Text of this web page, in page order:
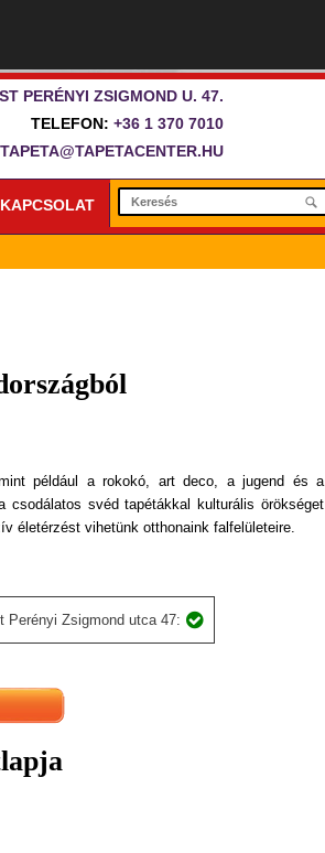
PERÉNYI ZSIGMOND U. 47.
TELEFON: +36 1 370 7010
TAPETA@TAPETACENTER.HU
KAPCSOLAT
például a rokokó, art deco, a jugend és a
svéd tapétákkal kulturális örökséget
életérzést vihetünk otthonaink falfelületeire.
Perényi Zsigmond utca 47: